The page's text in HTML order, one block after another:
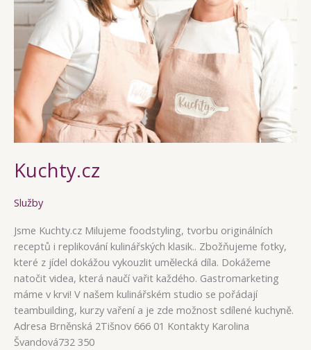
Kuchty.cz
Služby
Jsme Kuchty.cz Milujeme foodstyling, tvorbu originálních
receptů i replikování kulinářských klasik.. Zbožňujeme fotky,
které z jídel dokážou vykouzlit umělecká díla. Dokážeme
natočit videa, která naučí vařit každého. Gastromarketing
máme v krvi! V našem kulinářském studio se pořádají
teambuilding, kurzy vaření a je zde možnost sdílené kuchyně.
Adresa Brněnská 2Tišnov 666 01 Kontakty Karolina
Švandová732 350